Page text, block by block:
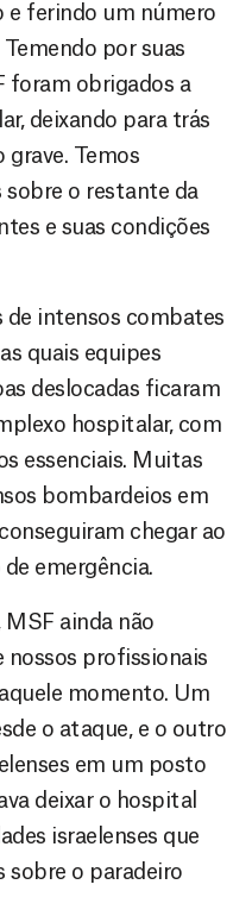
e ferindo um número
por suas
foram obrigados a
deixando para trás
grave. Temos
o restante da
e suas condições
de intensos combates
quais equipes
deslocadas ficaram
hospitalar, com
essenciais. Muitas
bombardeios em
chegar ao
emergência.
ainda não
nossos profissionais
momento. Um
o ataque, e o outro
em um posto
deixar o hospital
israelenses que
o paradeiro